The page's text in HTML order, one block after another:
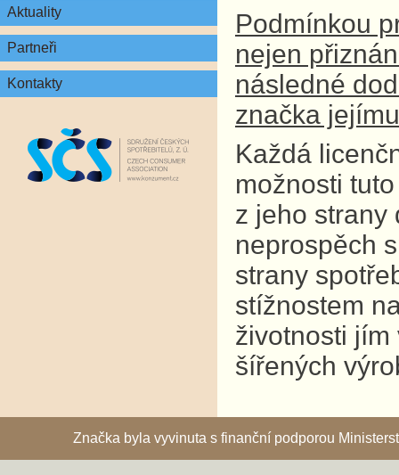
Aktuality
Partneři
Kontakty
Podmínkou
nejen
následné
značka
Každá
možnosti
z jeho strany
neprospěch
strany
stížnostem
životnosti
šířených
Značka byla vyvinuta s finanční podporou